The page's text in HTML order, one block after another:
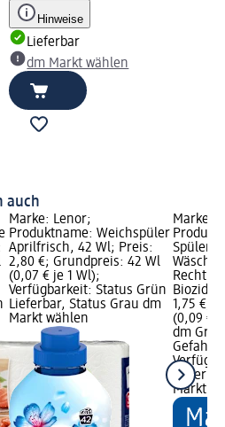
Hinweise
Lieferbar
dm Markt wählen
auch
Marke: Lenor;
Produktname: Weichspüler
Aprilfrisch, 42 Wl; Preis:
2,80 €; Grundpreis: 42 Wl
(0,07 € je 1 Wl);
Verfügbarkeit: Status Grün
Lieferbar, Status Grau dm
Markt wählen
Marke:
Spüler
1,75 €;
(0,09 €
dm
Markt